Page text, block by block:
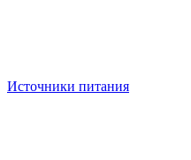
Источники питания